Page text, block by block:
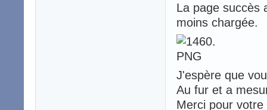
La page succès
moins chargée.
J'espère que
Au fur et a
Merci pour votre